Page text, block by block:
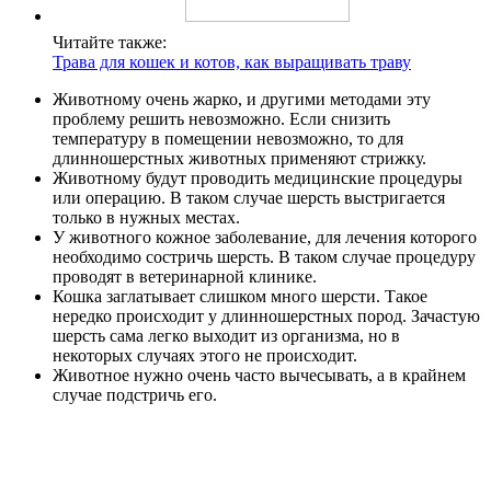
Читайте также:
Трава для кошек и котов, как выращивать траву
Животному очень жарко, и другими методами эту
проблему решить невозможно. Если снизить
температуру в помещении невозможно, то для
длинношерстных животных применяют стрижку.
Животному будут проводить медицинские процедуры
или операцию. В таком случае шерсть выстригается
только в нужных местах.
У животного кожное заболевание, для лечения которого
необходимо состричь шерсть. В таком случае процедуру
проводят в ветеринарной клинике.
Кошка заглатывает слишком много шерсти. Такое
нередко происходит у длинношерстных пород. Зачастую
шерсть сама легко выходит из организма, но в
некоторых случаях этого не происходит.
Животное нужно очень часто вычесывать, а в крайнем
случае подстричь его.